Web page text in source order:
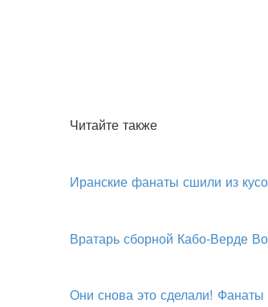
Читайте также
Иранские фанаты сшили из
Вратарь сборной Кабо-Верде
Они снова это сделали!